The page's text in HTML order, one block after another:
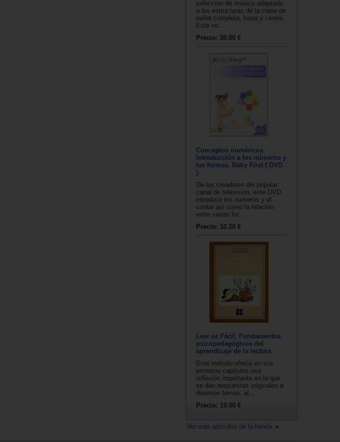
selección de música adaptada
a las estructuras de la clase de
ballet completa, barra y centro.
Este vo...
Precio: 20.00 €
Conceptos numéricos.
Introducción a los números y
las formas. Baby First ( DVD
).
De los creadores del popular
canal de televisión, este DVD
introduce los números y el
contar así como la relación
entre varias for...
Precio: 10.20 €
Leer es Fácil. Fundamentos
psicopedagógicos del
aprendizaje de la lectura.
Este método ofrece en sus
primeros capítulos una
reflexión importante en la que
se dan respuestas originales a
diversos temas: al...
Precio: 19.00 €
Ver más artículos de la tienda